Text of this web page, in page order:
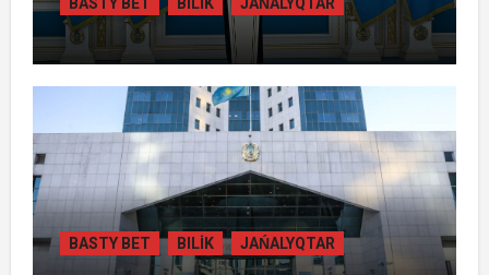
BASTY BET BILİK JAŃALYQTAR
ТОҚАЕВ БІРНЕШЕ ІРІ АВТОЖОЛ
ЖОБАСЫНЫҢ ҚҰРЫЛЫСЫН РЕСМИ
ТҮРДЕ БАСТАП БЕРДІ
BASTY BET BILİK JAŃALYQTAR